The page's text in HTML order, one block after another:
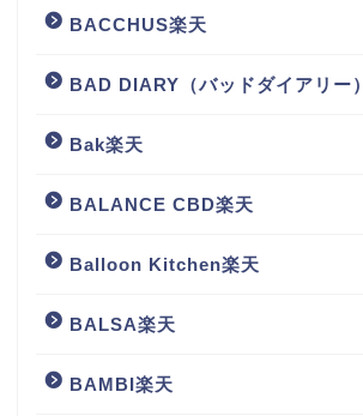
BACCHUS楽天
BAD DIARY（バッドダイアリー
Bak楽天
BALANCE CBD楽天
Balloon Kitchen楽天
BALSA楽天
BAMBI楽天